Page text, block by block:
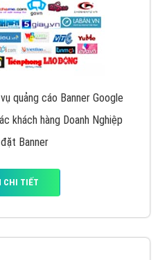
quảng cáo Banner Google
khách hàng Doanh Nghiệp
Banner
CHI TIẾT